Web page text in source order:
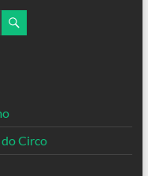
do Circo